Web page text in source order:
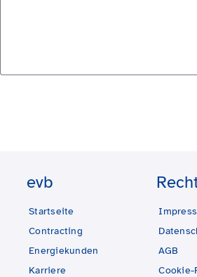
evb
Startseite
Contracting
Energiekunden
Karriere
AGB